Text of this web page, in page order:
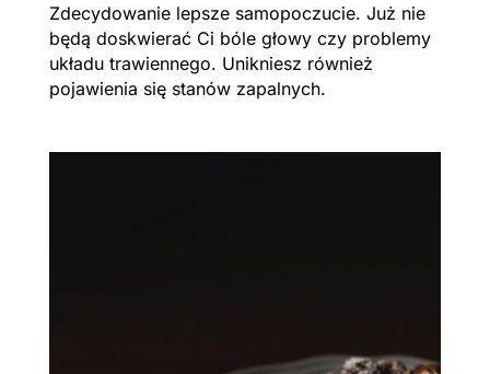
Zdecydowanie lepsze samopoczucie. Już nie
będą doskwierać Ci bóle głowy czy problemy
układu trawiennego. Unikniesz również
pojawienia się stanów zapalnych.